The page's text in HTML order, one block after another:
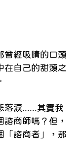
曾經吸睛的口頭
在自己的甜頭之
落淚......其實我
商師嗎？但，
「諮商者」，那